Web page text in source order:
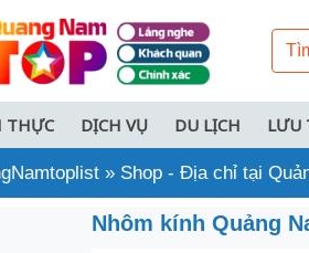
THỰC DỊCH VỤ DU LỊCH LƯU
» Shop - Địa chỉ tại
Nhôm kính Quảng